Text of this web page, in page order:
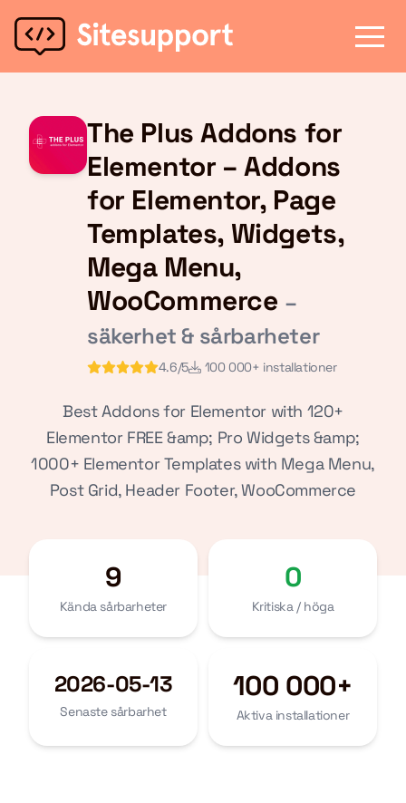
The Plus Addons for
Elementor – Addons
for Elementor, Page
Templates, Widgets,
Mega Menu,
WooCommerce –
säkerhet & sårbarheter
4.6/5 100 000+ installationer
Best Addons for Elementor with 120+
Elementor FREE &amp; Pro Widgets &amp;
1000+ Elementor Templates with Mega Menu,
Post Grid, Header Footer, WooCommerce
9
Kända sårbarheter
0
Kritiska / höga
2026-05-13
Senaste sårbarhet
100 000+
Aktiva installationer